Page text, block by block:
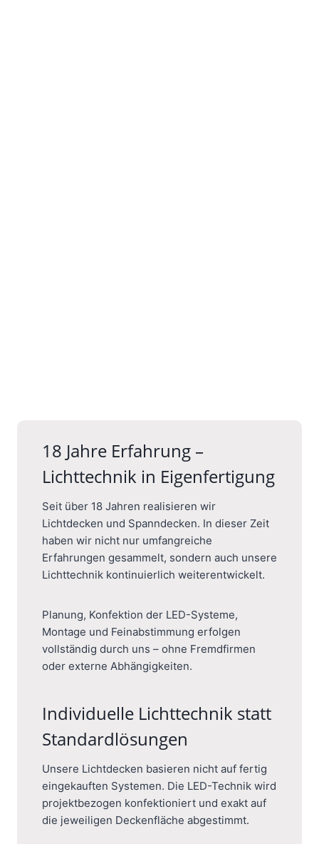
18 Jahre Erfahrung –
Lichttechnik in Eigenfertigung
Seit über 18 Jahren realisieren wir
Lichtdecken und Spanndecken. In dieser Zeit
haben wir nicht nur umfangreiche
Erfahrungen gesammelt, sondern auch unsere
Lichttechnik kontinuierlich weiterentwickelt.
Planung, Konfektion der LED-Systeme,
Montage und Feinabstimmung erfolgen
vollständig durch uns – ohne Fremdfirmen
oder externe Abhängigkeiten.
Individuelle Lichttechnik statt
Standardlösungen
Unsere Lichtdecken basieren nicht auf fertig
eingekauften Systemen. Die LED-Technik wird
projektbezogen konfektioniert und exakt auf
die jeweiligen Deckenfläche abgestimmt.